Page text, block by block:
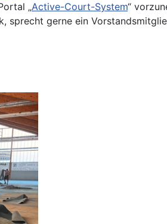
„Active-Court-System“
sprecht gerne ein